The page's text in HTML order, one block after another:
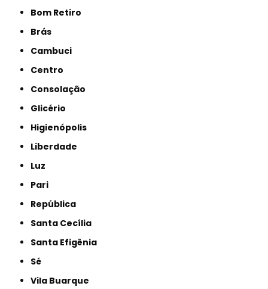
Bom Retiro
Brás
Cambuci
Centro
Consolação
Glicério
Higienópolis
Liberdade
Luz
Pari
República
Santa Cecília
Santa Efigênia
Sé
Vila Buarque